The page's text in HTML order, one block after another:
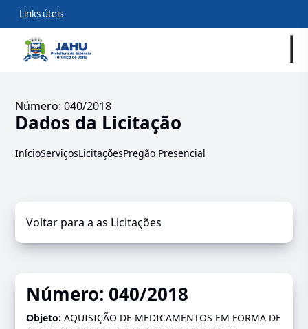
Links úteis
Número: 040/2018
Dados da Licitação
InícioServiçosLicitaçõesPregão Presencial
Voltar para a as Licitações
Número: 040/2018
Objeto:AQUISIÇÃO DE MEDICAMENTOS EM FORMA DE